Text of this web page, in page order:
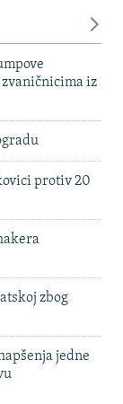
iz
protiv 20
zbog
jedne